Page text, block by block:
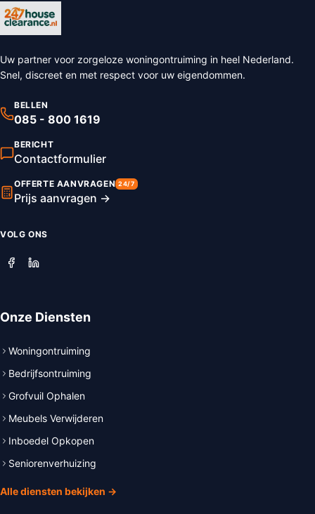
Uw partner voor zorgeloze woningontruiming in heel Nederland.
Snel, discreet en met respect voor uw eigendommen.
BELLEN
085 - 800 1619
BERICHT
Contactformulier
OFFERTE AANVRAGEN 24/7
Prijs aanvragen →
VOLG ONS
Onze Diensten
Woningontruiming
Bedrijfsontruiming
Grofvuil Ophalen
Meubels Verwijderen
Inboedel Opkopen
Seniorenverhuizing
Alle diensten bekijken →